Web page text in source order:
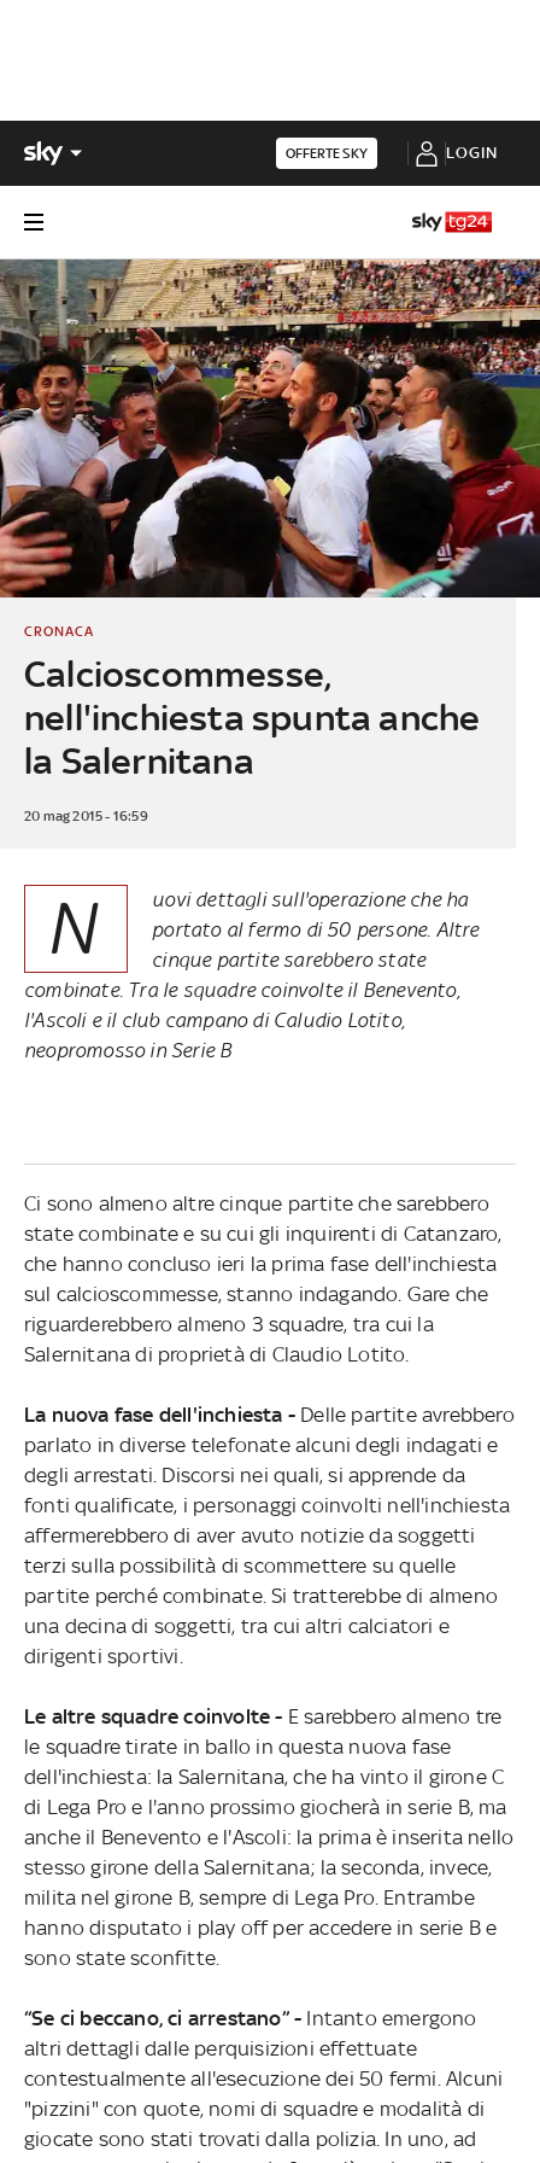
OFFERTE SKY LOGIN
Calcioscommesse,
nell'inchiesta spunta anche
la Salernitana
CRONACA
20 mag 2015 - 16:59
N
uovi dettagli sull'operazione che ha
portato al fermo di 50 persone. Altre
cinque partite sarebbero state
combinate. Tra le squadre coinvolte il Benevento,
l'Ascoli e il club campano di Caludio Lotito,
neopromosso in Serie B
Ci sono almeno altre cinque partite che sarebbero
state combinate e su cui gli inquirenti di Catanzaro,
che hanno concluso ieri la prima fase dell'inchiesta
sul calcioscommesse, stanno indagando. Gare che
riguarderebbero almeno 3 squadre, tra cui la
Salernitana di proprietà di Claudio Lotito.
La nuova fase dell'inchiesta -Delle partite avrebbero
parlato in diverse telefonate alcuni degli indagati e
degli arrestati. Discorsi nei quali, si apprende da
fonti qualificate, i personaggi coinvolti nell'inchiesta
affermerebbero di aver avuto notizie da soggetti
terzi sulla possibilità di scommettere su quelle
partite perché combinate. Si tratterebbe di almeno
una decina di soggetti, tra cui altri calciatori e
dirigenti sportivi.
Le altre squadre coinvolte - E sarebbero almeno tre
le squadre tirate in ballo in questa nuova fase
dell'inchiesta: la Salernitana, che ha vinto il girone C
di Lega Pro e l'anno prossimo giocherà in serie B, ma
anche il Benevento e l'Ascoli: la prima è inserita nello
stesso girone della Salernitana; la seconda, invece,
milita nel girone B, sempre di Lega Pro. Entrambe
hanno disputato i play off per accedere in serie B e
sono state sconfitte.
“Se ci beccano, ci arrestano” - Intanto emergono
altri dettagli dalle perquisizioni effettuate
contestualmente all'esecuzione dei 50 fermi. Alcuni
"pizzini" con quote, nomi di squadre e modalità di
giocate sono stati trovati dalla polizia. In uno, ad